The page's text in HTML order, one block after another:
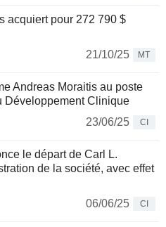
acquiert pour 272 790 $
21/10/25
MT
Andreas Moraitis au poste
Développement Clinique
23/06/25
CI
le départ de Carl L.
de la société, avec effet
06/06/25
CI